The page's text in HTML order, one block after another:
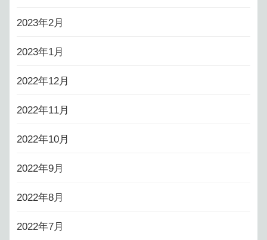
2023年2月
2023年1月
2022年12月
2022年11月
2022年10月
2022年9月
2022年8月
2022年7月